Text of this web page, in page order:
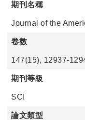
期刊名稱
Journal of the
卷數
147(15), 12937-
期刊等級
SCI
論文類型